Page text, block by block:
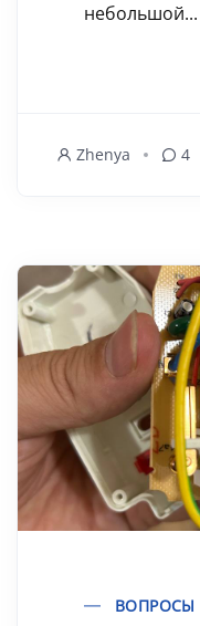
небольшой...
Zhenya 4
ВОПРОСЫ